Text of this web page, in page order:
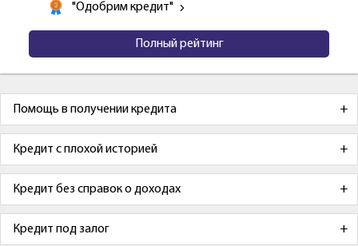
"Одобрим кредит"
Полный рейтинг
Помощь в получении кредита
Кредит с плохой историей
Кредит без справок о доходах
Кредит под залог